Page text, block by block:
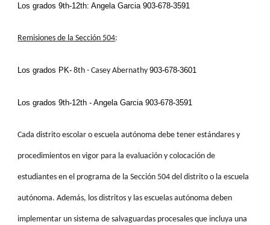
Los grados9th-12th: Angela Garcia 903-678-3591
Remisiones de la Sección 504:
Los grados PK- 8th -Casey Abernathy 903-678-3601
Los grados 9th-12th - Angela Garcia 903-678-3591
Cada distrito escolar o escuela autónoma debe tener estándares y
procedimientos en vigor para la evaluación y colocación de
estudiantes en el programa de la Sección 504 del distrito o la escuela
autónoma. Además, los distritos y las escuelas autónoma deben
implementar un sistema de salvaguardas procesales que incluya una